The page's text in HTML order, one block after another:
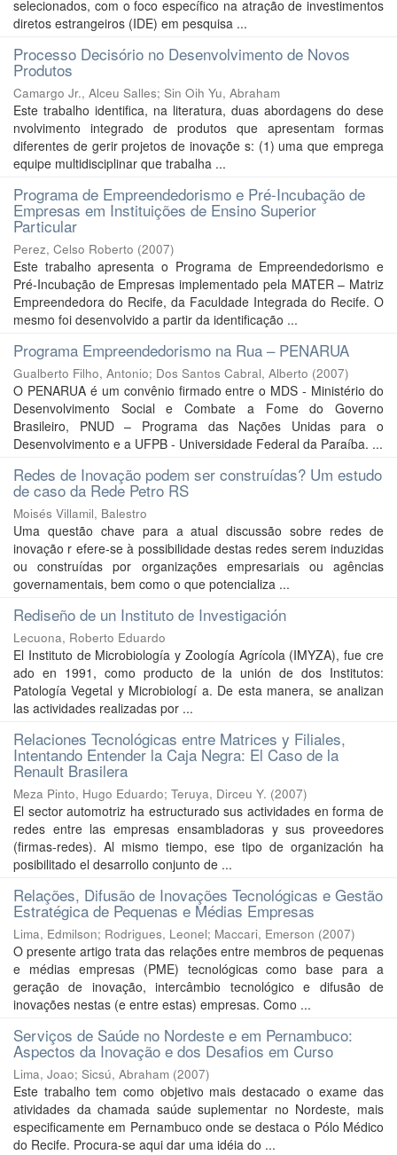
selecionados, com o foco específico na atração de investimentos
diretos estrangeiros (IDE) em pesquisa ...
Processo Decisório no Desenvolvimento de Novos
Produtos
Camargo Jr., Alceu Salles; Sin Oih Yu, Abraham
Este trabalho identifica, na literatura, duas abordagens do dese
nvolvimento integrado de produtos que apresentam formas
diferentes de gerir projetos de inovaçõe s: (1) uma que emprega
equipe multidisciplinar que trabalha ...
Programa de Empreendedorismo e Pré-Incubação de
Empresas em Instituições de Ensino Superior
Particular
Perez, Celso Roberto (2007)
Este trabalho apresenta o Programa de Empreendedorismo e
Pré-Incubação de Empresas implementado pela MATER – Matriz
Empreendedora do Recife, da Faculdade Integrada do Recife. O
mesmo foi desenvolvido a partir da identificação ...
Programa Empreendedorismo na Rua – PENARUA
Gualberto Filho, Antonio; Dos Santos Cabral, Alberto (2007)
O PENARUA é um convênio firmado entre o MDS - Ministério do
Desenvolvimento Social e Combate a Fome do Governo
Brasileiro, PNUD – Programa das Nações Unidas para o
Desenvolvimento e a UFPB - Universidade Federal da Paraíba. ...
Redes de Inovação podem ser construídas? Um estudo
de caso da Rede Petro RS
Moisés Villamil, Balestro
Uma questão chave para a atual discussão sobre redes de
inovação r efere-se à possibilidade destas redes serem induzidas
ou construídas por organizações empresariais ou agências
governamentais, bem como o que potencializa ...
Rediseño de un Instituto de Investigación
Lecuona, Roberto Eduardo
El Instituto de Microbiología y Zoología Agrícola (IMYZA), fue cre
ado en 1991, como producto de la unión de dos Institutos:
Patología Vegetal y Microbiologí a. De esta manera, se analizan
las actividades realizadas por ...
Relaciones Tecnológicas entre Matrices y Filiales,
Intentando Entender la Caja Negra: El Caso de la
Renault Brasilera
Meza Pinto, Hugo Eduardo; Teruya, Dirceu Y. (2007)
El sector automotriz ha estructurado sus actividades en forma de
redes entre las empresas ensambladoras y sus proveedores
(firmas-redes). Al mismo tiempo, ese tipo de organización ha
posibilitado el desarrollo conjunto de ...
Relações, Difusão de Inovações Tecnológicas e Gestão
Estratégica de Pequenas e Médias Empresas
Lima, Edmilson; Rodrigues, Leonel; Maccari, Emerson (2007)
O presente artigo trata das relações entre membros de pequenas
e médias empresas (PME) tecnológicas como base para a
geração de inovação, intercâmbio tecnológico e difusão de
inovações nestas (e entre estas) empresas. Como ...
Serviços de Saúde no Nordeste e em Pernambuco:
Aspectos da Inovação e dos Desafios em Curso
Lima, Joao; Sicsú, Abraham (2007)
Este trabalho tem como objetivo mais destacado o exame das
atividades da chamada saúde suplementar no Nordeste, mais
especificamente em Pernambuco onde se destaca o Pólo Médico
do Recife. Procura-se aqui dar uma idéia do ...